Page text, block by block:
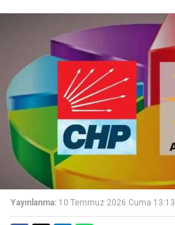
Yayınlanma: 10 Temmuz 2026 Cuma 13:13